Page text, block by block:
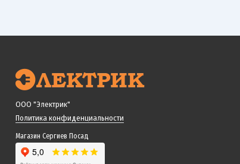
ООО "Электрик"
Политика конфиденциальности
Магазин Сергиев Посад